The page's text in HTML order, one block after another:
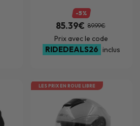
-5%
85.39€ 89.99€
Prix avec le code
RIDEDEALS26 inclus
LES PRIX EN ROUE LIBRE